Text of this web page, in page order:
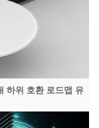
하위 호환 로드맵 유